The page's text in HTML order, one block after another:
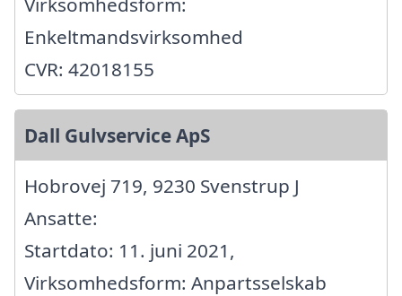
Enkeltmandsvirksomhed
CVR: 42018155
Dall Gulvservice ApS
Hobrovej 719, 9230 Svenstrup J
Ansatte:
Startdato: 11. juni 2021,
Virksomhedsform: Anpartsselskab